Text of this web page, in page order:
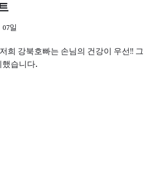
07일
희 강북호빠는 손님의 건강이 우선!! 그
습니다.